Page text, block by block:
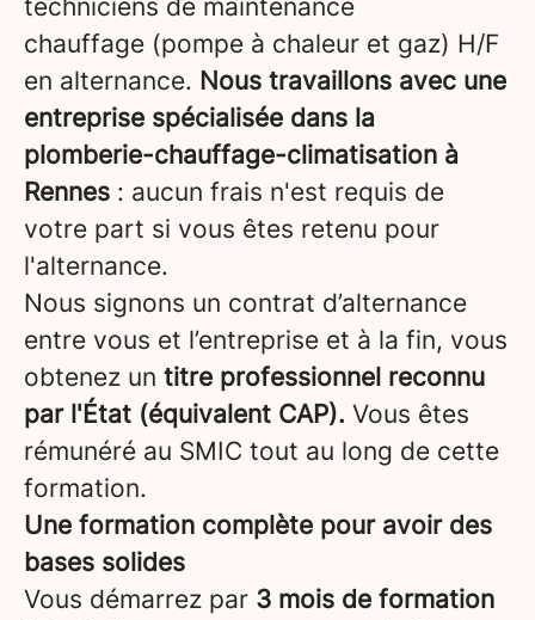
techniciens de maintenance
chauffage (pompe à chaleur et gaz) H/F
en alternance. Nous travaillons avec une
entreprise spécialisée dans la
plomberie-chauffage-climatisation à
Rennes : aucun frais n'est requis de
votre part si vous êtes retenu pour
l'alternance.
Nous signons un contrat d’alternance
entre vous et l’entreprise et à la fin, vous
obtenez un titre professionnel reconnu
par l'État (équivalent CAP). Vous êtes
rémunéré au SMIC tout au long de cette
formation.
Une formation complète pour avoir des
bases solides
Vous démarrez par 3 mois de formation